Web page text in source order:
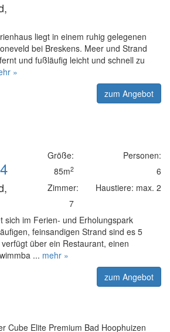
liegt in einem ruhig gelegenen
bei Breskens. Meer und Strand
und fußläufig leicht und schnell zu
»
zum Angebot
Größe:
85m2
Zimmer:
7
Personen:
6
Haustiere: max. 2
sich im Ferien- und Erholungspark
feinsandigen Strand sind es 5
über ein Restaurant, einen
... mehr »
zum Angebot